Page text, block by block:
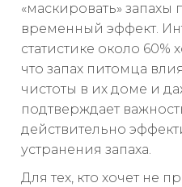
«маскировать»
временный эффект.
статистике около 60%
что запах питомца
чистоты в их доме и
подтверждает
действительно
устранения запаха.
Для тех, кто хочет не